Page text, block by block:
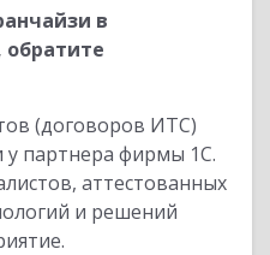
в
обратите
(договоров ИТС)
партнера фирмы 1С.
аттестованных
и решений